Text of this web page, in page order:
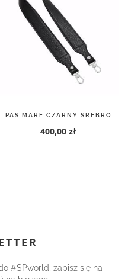
PAS MARE CZARNY SREBRO
400,00 zł
#SPworld, zapisz się na